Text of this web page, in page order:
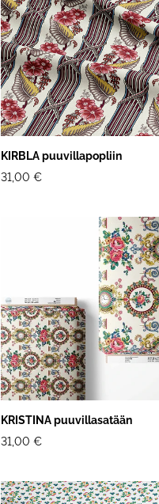
KIRBLA puuvillapopliin
31,00 €
KRISTINA puuvillasatään
31,00 €